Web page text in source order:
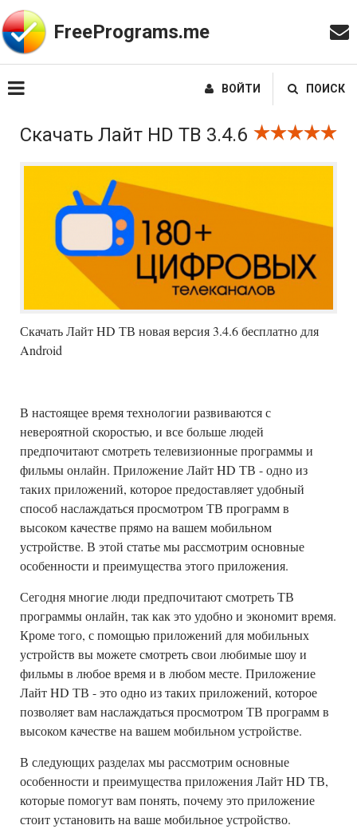
FreePrograms.me
ВОЙТИ ПОИСК
Скачать Лайт HD ТВ 3.4.6
Скачать Лайт HD ТВ новая версия 3.4.6 бесплатно для
Android
В настоящее время технологии развиваются с
невероятной скоростью, и все больше людей
предпочитают смотреть телевизионные программы и
фильмы онлайн. Приложение Лайт HD ТВ - одно из
таких приложений, которое предоставляет удобный
способ наслаждаться просмотром ТВ программ в
высоком качестве прямо на вашем мобильном
устройстве. В этой статье мы рассмотрим основные
особенности и преимущества этого приложения.
Сегодня многие люди предпочитают смотреть ТВ
программы онлайн, так как это удобно и экономит время.
Кроме того, с помощью приложений для мобильных
устройств вы можете смотреть свои любимые шоу и
фильмы в любое время и в любом месте. Приложение
Лайт HD ТВ - это одно из таких приложений, которое
позволяет вам наслаждаться просмотром ТВ программ в
высоком качестве на вашем мобильном устройстве.
В следующих разделах мы рассмотрим основные
особенности и преимущества приложения Лайт HD ТВ,
которые помогут вам понять, почему это приложение
стоит установить на ваше мобильное устройство.